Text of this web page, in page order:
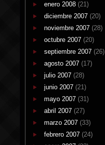
enero 2008 (21)
diciembre 2007 (20)
noviembre 2007 (28)
octubre 2007 (20)
septiembre 2007 (26)
agosto 2007 (17)
julio 2007 (28)
junio 2007 (21)
mayo 2007 (31)
abril 2007 (27)
marzo 2007 (33)
febrero 2007 (24)